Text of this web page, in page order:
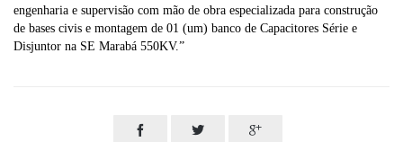
engenharia e supervisão com mão de obra especializada para construção
de bases civis e montagem de 01 (um) banco de Capacitores Série e
Disjuntor na SE Marabá 550KV.”
  